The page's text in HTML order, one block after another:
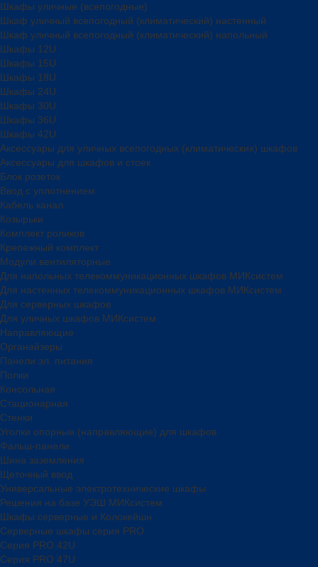
Шкафы уличные (всепогодные)
Шкаф уличный всепогодный (климатический) настенный
Шкаф уличный всепогодный (климатический) напольный
Шкафы 12U
Шкафы 15U
Шкафы 18U
Шкафы 24U
Шкафы 30U
Шкафы 36U
Шкафы 42U
Аксессуары для уличных всепогодных (климатических) шкафов
Аксессуары для шкафов и стоек
Блок розеток
Ввод с уплотнением
Кабель канал
Козырьки
Комплект роликов
Крепежный комплект
Модули вентиляторные
Для напольных телекоммуникационных шкафов МИКсистем
Для настенных телекоммуникационных шкафов МИКсистем
Для серверных шкафов
Для уличных шкафов МИКсистем
Направляющие
Органайзеры
Панели эл. питания
Полки
Консольная
Стационарная
Стенки
Уголки опорные (направляющие) для шкафов
Фальш-панели
Шина заземления
Щеточный ввод
Универсальные электротехнические шкафы
Решения на базе УЭШ МИКсистем
Шкафы серверные и Колокейшн
Серверные шкафы серия PRO
Серия PRO 42U
Серия PRO 47U